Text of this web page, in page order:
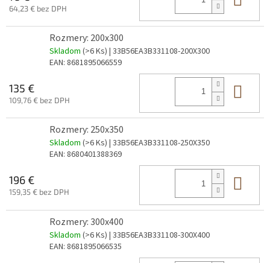
64,23 € bez DPH
Rozmery: 200x300
Skladom (>6 Ks) | 33B56EA3B331108-200X300
EAN: 8681895066559
135 €
109,76 € bez DPH
Rozmery: 250x350
Skladom (>6 Ks) | 33B56EA3B331108-250X350
EAN: 8680401388369
196 €
159,35 € bez DPH
Rozmery: 300x400
Skladom (>6 Ks) | 33B56EA3B331108-300X400
EAN: 8681895066535